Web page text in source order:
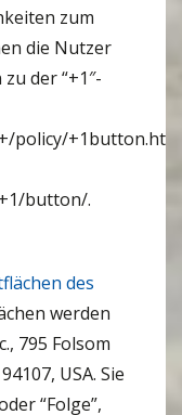
zum
die Nutzer
der “+1″-
policy/
button/.
des
werden
795 Folsom
USA. Sie
“Folge”,